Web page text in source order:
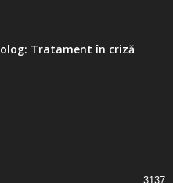
Tratament în criză
3137